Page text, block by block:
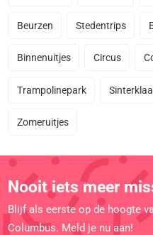
Beurzen Stedentrips
Binnenuitjes Circus
Trampolinepark
Zomeruitjes
Nooit iets meer
Blijf als eerste op de hoogte
Columbus. Meld je nu aan!